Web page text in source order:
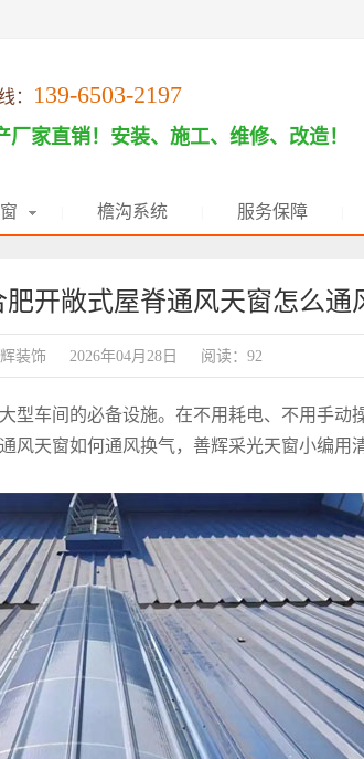
： 139-6503-2197
厂家直销！安装、施工、维修、改造！
檐沟系统 服务保障
开敞式屋脊通风天窗怎么通
装饰 2026年04月28日 阅读：92
型车间的必备设施。在不用耗电、不用手动
风天窗如何通风换气，善辉采光天窗小编用